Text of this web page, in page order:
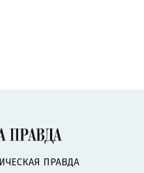
ПРАВДА